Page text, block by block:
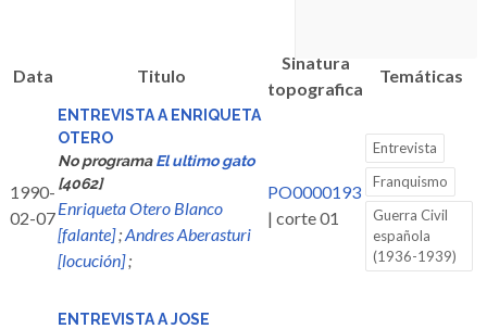
Data Titulo
Sinatura
topografica
Temáticas
1990-
02-07
ENTREVISTA A ENRIQUETA
OTERO
No programaEl ultimo gato
[4062]
Enriqueta Otero Blanco
[falante];Andres Aberasturi
[locución];
PO0000193
| corte 01
Entrevista
Franquismo
Guerra Civil
española
(1936-1939)
ENTREVISTA A JOSE